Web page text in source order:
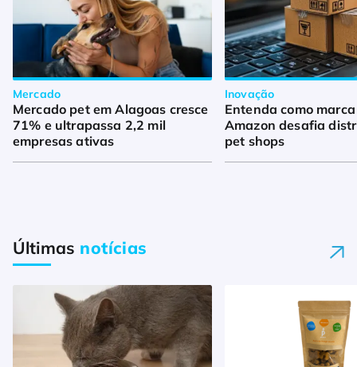
Mercado
Mercado pet em Alagoas cresce
71% e ultrapassa 2,2 mil
empresas ativas
Inovação
Entenda como
Amazon desafia
pet shops
Últimas notícias